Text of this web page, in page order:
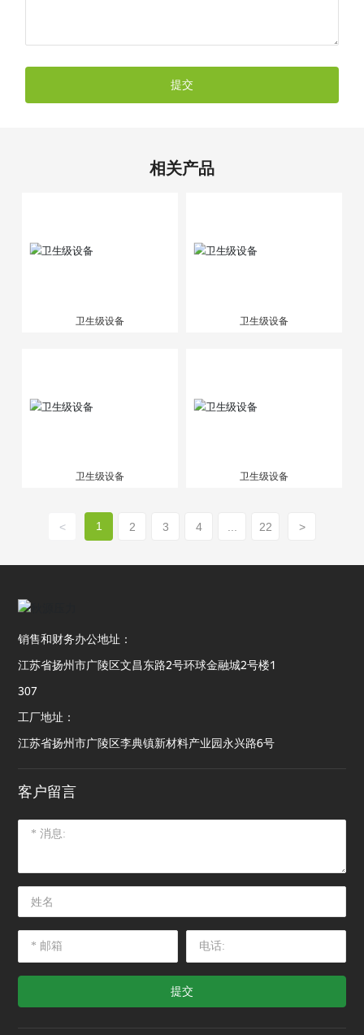
提交
相关产品
卫生级设备 卫生级设备
卫生级设备 卫生级设备
< 1 2 3 4 ... 22 >
销售和财务办公地址：
江苏省扬州市广陵区文昌东路2号环球金融城2号楼1
307
工厂地址：
江苏省扬州市广陵区李典镇新材料产业园永兴路6号
客户留言
提交